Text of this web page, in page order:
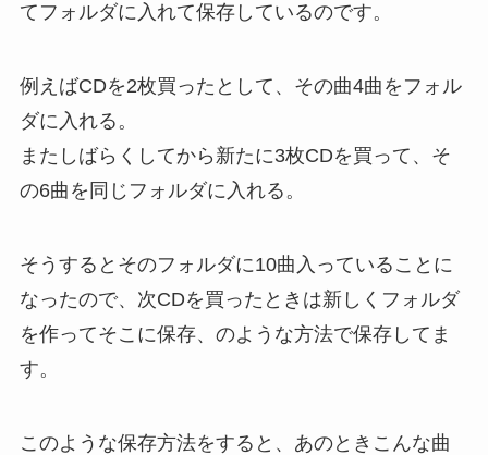
てフォルダに入れて保存しているのです。
例えばCDを2枚買ったとして、その曲4曲をフォル
ダに入れる。
またしばらくしてから新たに3枚CDを買って、そ
の6曲を同じフォルダに入れる。
そうするとそのフォルダに10曲入っていることに
なったので、次CDを買ったときは新しくフォルダ
を作ってそこに保存、のような方法で保存してま
す。
このような保存方法をすると、あのときこんな曲